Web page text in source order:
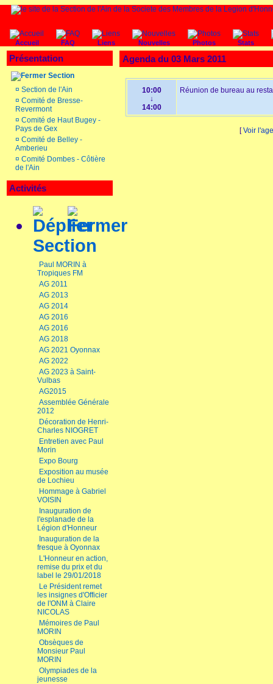
Accueil FAQ Liens Nouvelles Photos Stats
Présentation
Section
¤ Section de l'Ain
¤ Comité de Bresse-
Revermont
¤ Comité de Haut Bugey -
Pays de Gex
¤ Comité de Belley -
Amberieu
¤ Comité Dombes - Côtière
de l'Ain
Activités
Section
Paul MORIN à
Tropiques FM
AG 2011
AG 2013
AG 2014
AG 2016
AG 2016
AG 2018
AG 2021 Oyonnax
AG 2022
AG 2023 à Saint-
Vulbas
AG2015
Assemblée Générale
2012
Décoration de Henri-
Charles NIOGRET
Entretien avec Paul
Morin
Expo Bourg
Exposition au musée
de Lochieu
Hommage à Gabriel
VOISIN
Inauguration de
l'esplanade de la
Légion d'Honneur
Inauguration de la
fresque à Oyonnax
L'Honneur en action,
remise du prix et du
label le 29/01/2018
Le Président remet
les insignes d'Officier
de l'ONM à Claire
NICOLAS
Mémoires de Paul
MORIN
Obsèques de
Monsieur Paul
MORIN
Olympiades de la
jeunesse
Agenda du 03 Mars 2011
10:00
↓
14:00
Réunion de bureau au
[Voir